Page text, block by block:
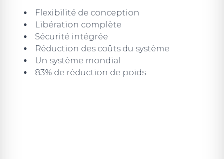
Flexibilité de conception
Libération complète
Sécurité intégrée
Réduction des coûts du système
Un système mondial
83% de réduction de poids